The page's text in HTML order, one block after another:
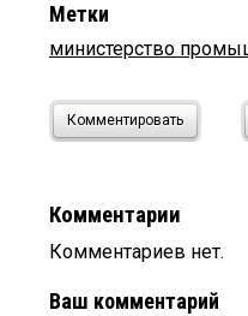
Метки
министерство
Комментировать
Комментарии
Комментариев нет.
Ваш комментарий